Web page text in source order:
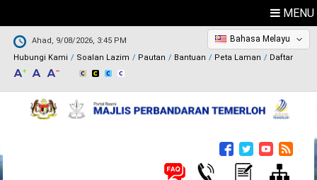
MENU
Ahad, 9/08/2026, 3:45 PM
Hubungi Kami
Soalan Lazim Pautan Bantuan Peta Laman Daftar
Bahasa Melayu